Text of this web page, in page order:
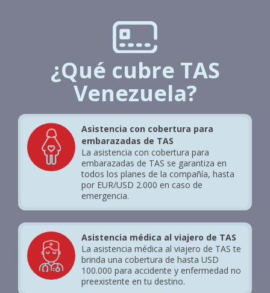
¿Qué cubre TAS
Venezuela?
Asistencia con cobertura para
embarazadas de TAS
La asistencia con cobertura para
embarazadas de TAS se garantiza en
todos los planes de la compañía, hasta
por EUR/USD 2.000 en caso de
emergencia.
Asistencia médica al viajero de TAS
La asistencia médica al viajero de TAS te
brinda una cobertura de hasta USD
100.000 para accidente y enfermedad no
preexistente en tu destino.